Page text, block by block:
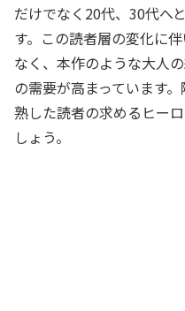
だけでなく20代、30代へ
す。この読者層の変化に
なく、本作のような大人
の需要が高まっています
熟した読者の求めるヒー
しょう。